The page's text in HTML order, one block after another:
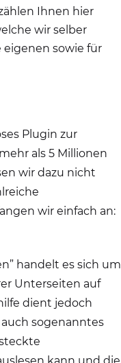
Ihnen hier
wir selber
sowie für
Plugin zur
als 5 Millionen
wir dazu nicht
wir einfach an:
handelt es sich um
Unterseiten auf
dient jedoch
sogenanntes
kann und die